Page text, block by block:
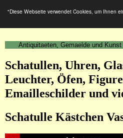
"Diese Webseite verwendet Cookies, um Ihnen
Antiquitaeten, Gemaelde und
Schatullen, Uhren,
Leuchter, Öfen,
Emailleschilder und
Schatulle Kästchen